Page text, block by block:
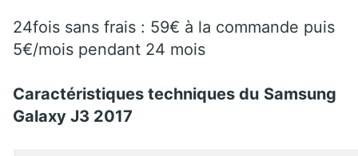
24fois sans frais : 59€ à la commande puis
5€/mois pendant 24 mois
Caractéristiques techniques du Samsung
Galaxy J3 2017